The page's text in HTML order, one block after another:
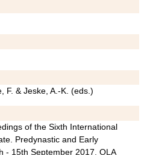
F. & Jeske, A.-K. (eds.)
of the Sixth International
Predynastic and Early
- 15th September 2017. OLA